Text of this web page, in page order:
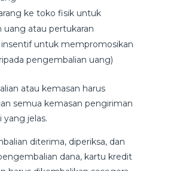
ke toko fisik untuk
uang atau pertukaran
insentif untuk mempromosikan
pengembalian uang)
atau kemasan harus
semua kemasan pengiriman
yang jelas.
diterima, diperiksa, dan
dana, kartu kredit